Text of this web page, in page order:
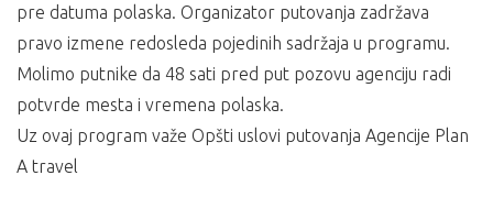
pre datuma polaska. Organizator putovanja zadržava
pravo izmene redosleda pojedinih sadržaja u programu.
Molimo putnike da 48 sati pred put pozovu agenciju radi
potvrde mesta i vremena polaska.
Uz ovaj program važe Opšti uslovi putovanja Agencije Plan
A travel